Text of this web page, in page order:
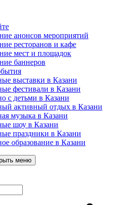
анонсов мероприятий
ресторанов и кафе
мест и площадок
баннеров
выставки в Казани
фестивали в Казани
с детьми в Казани
активный отдых в Казани
музыка в Казани
шоу в Казани
праздники в Казани
образование в Казани
меню